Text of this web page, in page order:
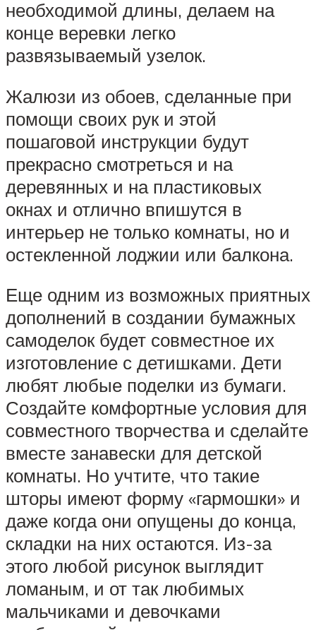
необходимой длины, делаем на
конце веревки легко
развязываемый узелок.
Жалюзи из обоев, сделанные при
помощи своих рук и этой
пошаговой инструкции будут
прекрасно смотреться и на
деревянных и на пластиковых
окнах и отлично впишутся в
интерьер не только комнаты, но и
остекленной лоджии или балкона.
Еще одним из возможных приятных
дополнений в создании бумажных
самоделок будет совместное их
изготовление с детишками. Дети
любят любые поделки из бумаги.
Создайте комфортные условия для
совместного творчества и сделайте
вместе занавески для детской
комнаты. Но учтите, что такие
шторы имеют форму «гармошки» и
даже когда они опущены до конца,
складки на них остаются. Из-за
этого любой рисунок выглядит
ломаным, и от так любимых
мальчиками и девочками